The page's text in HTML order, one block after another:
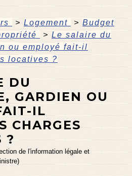
> Logement > Budget
> Le salaire du
ou employé fait-il
locatives ?
DU
GARDIEN OU
IL
CHARGES
?
de l'information légale et